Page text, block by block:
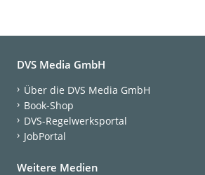
DVS Media GmbH
Über die DVS Media GmbH
Book-Shop
DVS-Regelwerksportal
JobPortal
Weitere Medien